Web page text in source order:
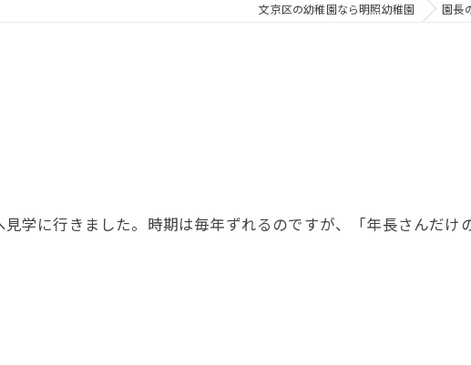
文京区の幼稚園なら明照幼稚園 園長
学に行きました。時期は毎年ずれるのですが、「年長さんだけ